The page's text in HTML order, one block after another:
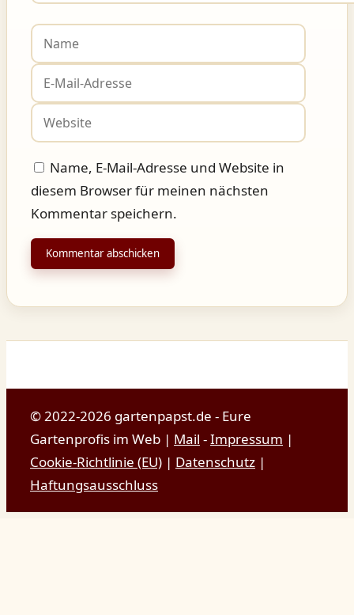
Name
E-
Mail-
Name, E-Mail-Adresse und Website in
diesem Browser für meinen nächsten
Kommentar speichern.
© 2022-2026 gartenpapst.de - Eure
Gartenprofis im Web | Mail -Impressum |
Cookie-Richtlinie (EU) | Datenschutz |
Haftungsausschluss